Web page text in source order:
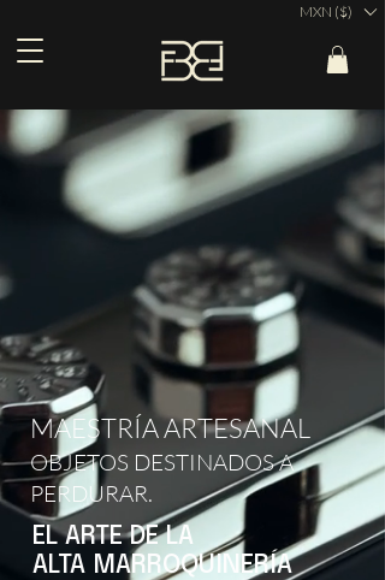
MXN ($)
MAESTRÍA ARTESANAL
OBJETOS DESTINADOS A
PERDURAR.
EL ARTE DE LA
ALTA MARROQUINERÍA